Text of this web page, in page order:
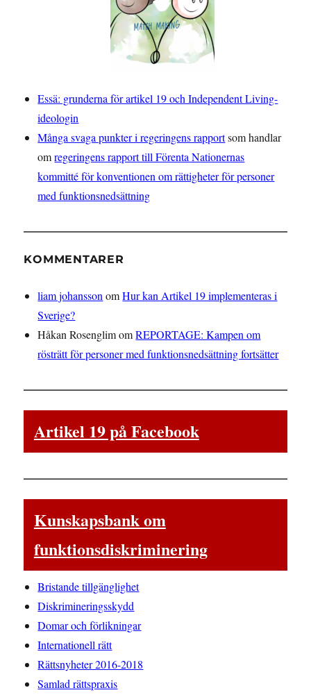
Essä: grunderna för artikel 19 och Independent Living-
ideologin
Många svaga punkter i regeringens rapportsom handlar
omregeringens rapport till Förenta Nationernas
kommitté för konventionen om rättigheter för personer
med funktionsnedsättning
KOMMENTARER
liam johansson omHur kan Artikel 19 implementeras i
Sverige?
Håkan RosenglimomREPORTAGE: Kampen om
rösträtt för personer med funktionsnedsättning fortsätter
Artikel 19 på Facebook
Kunskapsbank om
funktionsdiskriminering
Bristande tillgänglighet
Diskrimineringsskydd
Domar och förlikningar
Internationell rätt
Rättsnyheter 2016-2018
Samlad rättspraxis